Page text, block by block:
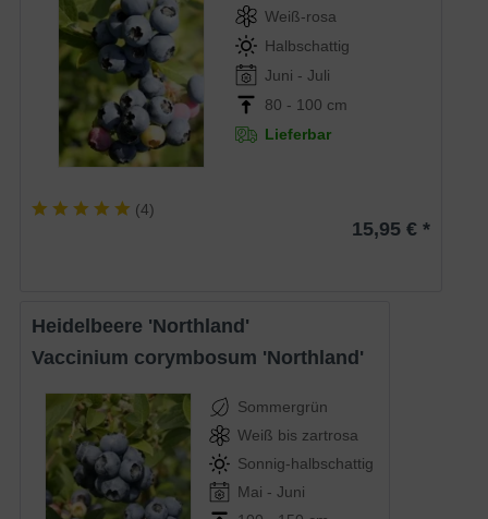
Weiß-rosa
Halbschattig
Juni - Juli
80 - 100 cm
Lieferbar
(4)
15,95 € *
Heidelbeere 'Northland'
Vaccinium corymbosum 'Northland'
Sommergrün
Weiß bis zartrosa
Sonnig-halbschattig
Mai - Juni